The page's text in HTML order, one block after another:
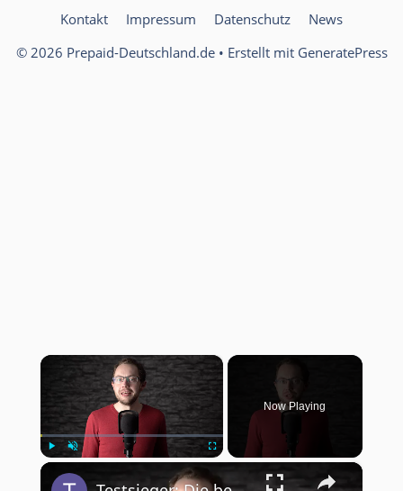
Kontakt
Impressum Datenschutz
News
© 2026 Prepaid-Deutschland.de• Erstellt mit GeneratePress
×
Now Playing
×